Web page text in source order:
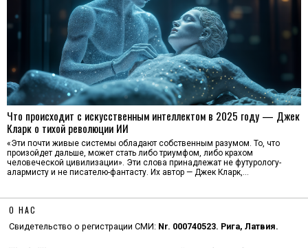
Что происходит с искусственным интеллектом в 2025 году — Джек
Кларк о тихой революции ИИ
«Эти почти живые системы обладают собственным разумом. То, что
произойдет дальше, может стать либо триумфом, либо крахом
человеческой цивилизации». Эти слова принадлежат не футурологу-
алармисту и не писателю-фантасту. Их автор — Джек Кларк,…
О НАС
Свидетельство о регистрации СМИ: Nr. 000740523. Рига, Латвия.